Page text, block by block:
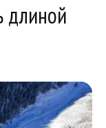
длиной